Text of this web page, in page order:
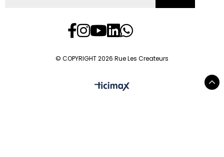
© COPYRIGHT 2026 Rue Les Createurs